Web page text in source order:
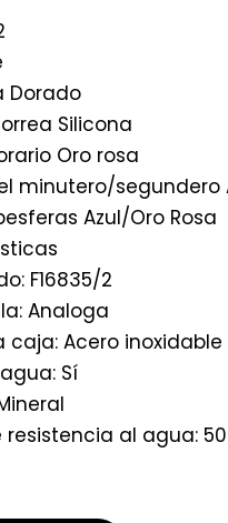
Dorado
Silicona
Oro rosa
minutero/segundero
Azul/Oro Rosa
F16835/2
Analoga
caja: Acero inoxidable
Sí
al agua: